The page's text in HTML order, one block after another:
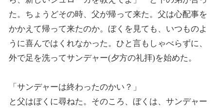
た。ちょうどその時、父が帰って来た。父は心配事を
かかえて帰って来たのか。ぼくを見ても、いつものよ
うに喜んではくれなかった。ひと言もしゃべらずに、
外で足を洗ってサンデャー(夕方の礼拝)を始めた。
「サンデャーは終わったのかい？」
と父はぼくに尋ねた。そのころ、ぼくは、サンデャー